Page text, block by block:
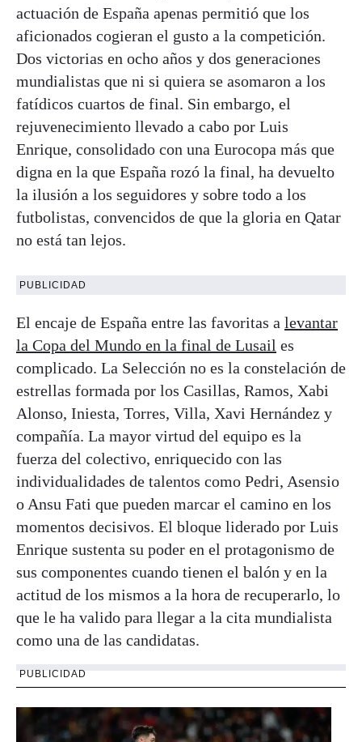
actuación de España apenas permitió que los
aficionados cogieran el gusto a la competición.
Dos victorias en ocho años y dos generaciones
mundialistas que ni si quiera se asomaron a los
fatídicos cuartos de final. Sin embargo, el
rejuvenecimiento llevado a cabo por Luis
Enrique, consolidado con una Eurocopa más que
digna en la que España rozó la final, ha devuelto
la ilusión a los seguidores y sobre todo a los
futbolistas, convencidos de que la gloria en Qatar
no está tan lejos.
PUBLICIDAD
El encaje de España entre las favoritas a levantar
la Copa del Mundo en la final de Lusail es
complicado. La Selección no es la constelación de
estrellas formada por los Casillas, Ramos, Xabi
Alonso, Iniesta, Torres, Villa, Xavi Hernández y
compañía. La mayor virtud del equipo es la
fuerza del colectivo, enriquecido con las
individualidades de talentos como Pedri, Asensio
o Ansu Fati que pueden marcar el camino en los
momentos decisivos. El bloque liderado por Luis
Enrique sustenta su poder en el protagonismo de
sus componentes cuando tienen el balón y en la
actitud de los mismos a la hora de recuperarlo, lo
que le ha valido para llegar a la cita mundialista
como una de las candidatas.
PUBLICIDAD